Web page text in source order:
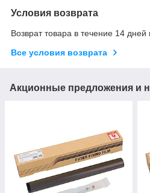
Условия возврата
Возврат товара в течение 14 дней
Все условия возврата
Акционные предложения и